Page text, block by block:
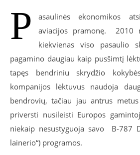
P
asaulinės ekonomikos
aviacijos pramonę. 2010
kiekvienas viso pasaulio
pagamino daugiau kaip pusšimtį
tapęs bendriniu skrydžio
kompanijos lėktuvus naudoja
bendrovių, tačiau jau antrus
priversti nusileisti Europos
niekaip nesustyguoja savo B-787
lainerio“) programos.